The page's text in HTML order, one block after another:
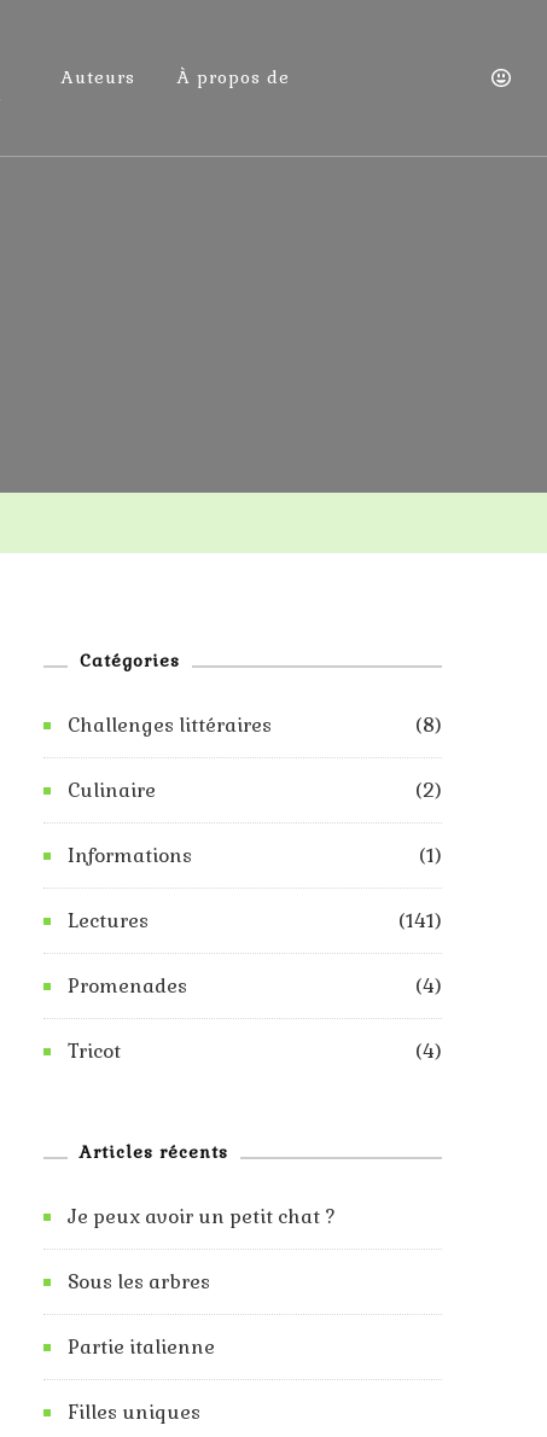
Auteurs À propos de
Catégories
Challenges littéraires (8)
Culinaire (2)
Informations (1)
Lectures (141)
Promenades (4)
Tricot (4)
Articles récents
Je peux avoir un petit chat ?
Sous les arbres
Partie italienne
Filles uniques